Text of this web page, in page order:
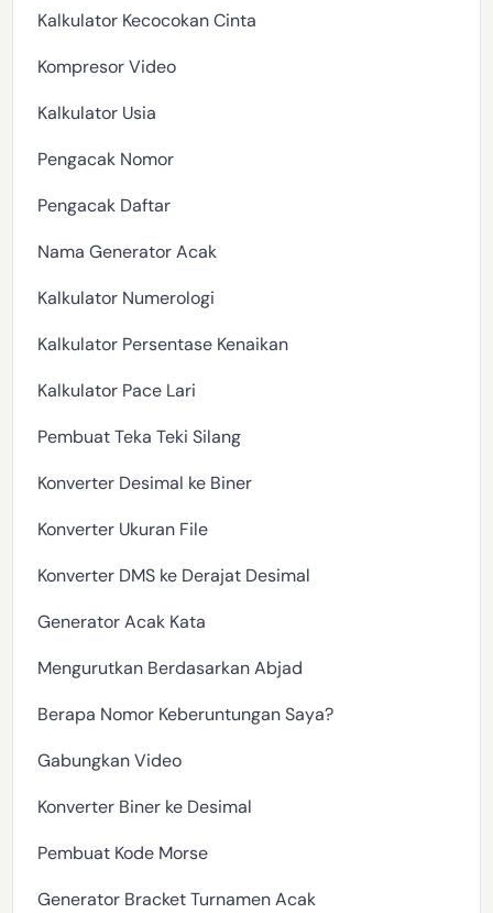
Kalkulator Kecocokan Cinta
Kompresor Video
Kalkulator Usia
Pengacak Nomor
Pengacak Daftar
Nama Generator Acak
Kalkulator Numerologi
Kalkulator Persentase Kenaikan
Kalkulator Pace Lari
Pembuat Teka Teki Silang
Konverter Desimal ke Biner
Konverter Ukuran File
Konverter DMS ke Derajat Desimal
Generator Acak Kata
Mengurutkan Berdasarkan Abjad
Berapa Nomor Keberuntungan Saya?
Gabungkan Video
Konverter Biner ke Desimal
Pembuat Kode Morse
Generator Bracket Turnamen Acak